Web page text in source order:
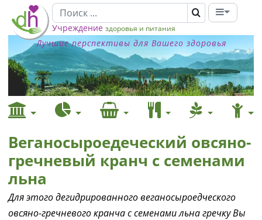
Учреждение здоровья и питания
Лучшие перспективы для Вашего здоровья
Веганосыроедеческий овсяно-
гречневый кранч с семенами
льна
Для этого дегидрированного веганосыроедческого
овсяно-гречневого кранча с семенами льна гречку Вы